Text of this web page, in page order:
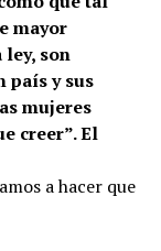
mayor
ley, son
país y sus
mujeres
creer”. El